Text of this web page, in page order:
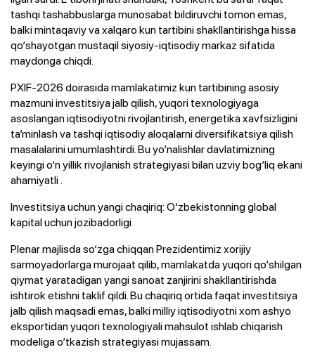
tashqi tashabbuslarga munosabat bildiruvchi tomon emas,
balki mintaqaviy va xalqaro kun tartibini shakllantirishga hissa
qo‘shayotgan mustaqil siyosiy-iqtisodiy markaz sifatida
maydonga chiqdi.
PXIF-2026 doirasida mamlakatimiz kun tartibining asosiy
mazmuni investitsiya jalb qilish, yuqori texnologiyaga
asoslangan iqtisodiyotni rivojlantirish, energetika xavfsizligini
ta’minlash va tashqi iqtisodiy aloqalarni diversifikatsiya qilish
masalalarini umumlashtirdi. Bu yo‘nalishlar davlatimizning
keyingi o‘n yillik rivojlanish strategiyasi bilan uzviy bog‘liq ekani
ahamiyatli .
Investitsiya uchun yangi chaqiriq: O‘zbekistonning global
kapital uchun jozibadorligi
Plenar majlisda so‘zga chiqqan Prezidentimiz xorijiy
sarmoyadorlarga murojaat qilib, mamlakatda yuqori qo‘shilgan
qiymat yaratadigan yangi sanoat zanjirini shakllantirishda
ishtirok etishni taklif qildi. Bu chaqiriq ortida faqat investitsiya
jalb qilish maqsadi emas, balki milliy iqtisodiyotni xom ashyo
eksportidan yuqori texnologiyali mahsulot ishlab chiqarish
modeliga o‘tkazish strategiyasi mujassam.